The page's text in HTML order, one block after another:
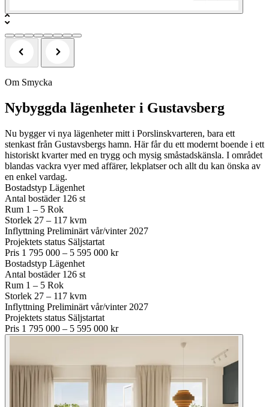
Om Smycka
Nybyggda lägenheter i Gustavsberg
Nu bygger vi nya lägenheter mitt i Porslinskvarteren, bara ett
stenkast från Gustavsbergs hamn. Här får du ett modernt boende i ett
historiskt kvarter med en trygg och mysig småstadskänsla. I området
blandas vackra vyer med affärer, lekplatser och allt du kan önska av
en enkel vardag.
Bostadstyp Lägenhet
Antal bostäder 126 st
Rum 1 – 5 Rok
Storlek 27 – 117 kvm
Inflyttning Preliminärt vår/vinter 2027
Projektets status Säljstartat
Pris 1 795 000 – 5 595 000 kr
Bostadstyp Lägenhet
Antal bostäder 126 st
Rum 1 – 5 Rok
Storlek 27 – 117 kvm
Inflyttning Preliminärt vår/vinter 2027
Projektets status Säljstartat
Pris 1 795 000 – 5 595 000 kr